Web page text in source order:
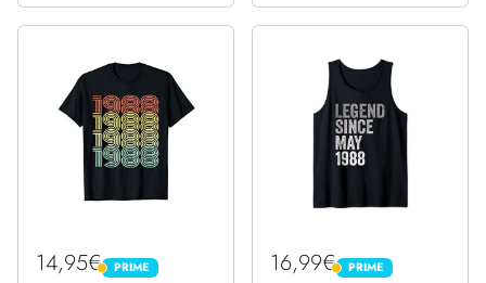
14,95€ PRIME
PRIME 16,99€ PRIME
PRIME